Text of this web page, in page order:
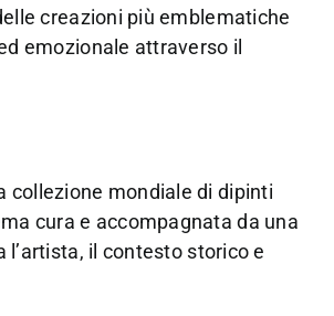
creazioni più emblematiche
emozionale attraverso il
collezione mondiale di dipinti
cura e accompagnata da una
il contesto storico e